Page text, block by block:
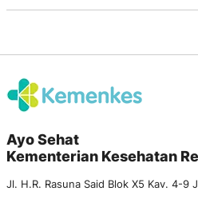
Ayo Sehat
Kementerian Kesehatan
Jl. H.R. Rasuna Said Blok X5 Kav. 4-9